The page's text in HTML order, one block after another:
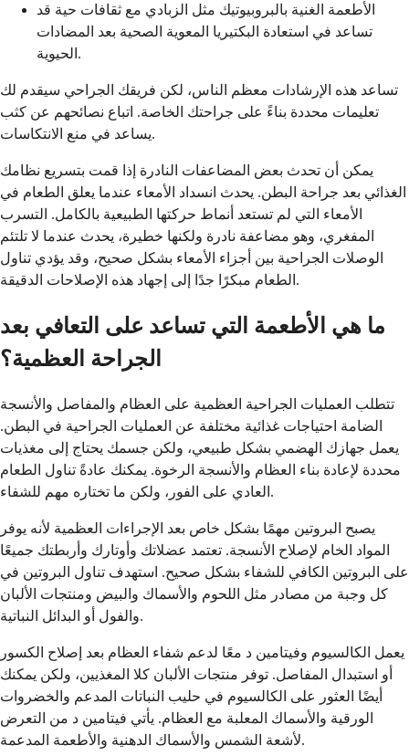
الأطعمة الغنية بالبروبيوتيك مثل الزبادي مع ثقافات حية قد
تساعد في استعادة البكتيريا المعوية الصحية بعد المضادات
الحيوية.
تساعد هذه الإرشادات معظم الناس، لكن فريقك الجراحي سيقدم لك
تعليمات محددة بناءً على جراحتك الخاصة. اتباع نصائحهم عن كثب
يساعد في منع الانتكاسات.
يمكن أن تحدث بعض المضاعفات النادرة إذا قمت بتسريع نظامك
الغذائي بعد جراحة البطن. يحدث انسداد الأمعاء عندما يعلق الطعام في
الأمعاء التي لم تستعد أنماط حركتها الطبيعية بالكامل. التسرب
المفغري، وهو مضاعفة نادرة ولكنها خطيرة، يحدث عندما لا تلتئم
الوصلات الجراحية بين أجزاء الأمعاء بشكل صحيح، وقد يؤدي تناول
الطعام مبكرًا جدًا إلى إجهاد هذه الإصلاحات الدقيقة.
ما هي الأطعمة التي تساعد على التعافي بعد
الجراحة العظمية؟
تتطلب العمليات الجراحية العظمية على العظام والمفاصل والأنسجة
الضامة احتياجات غذائية مختلفة عن العمليات الجراحية في البطن.
يعمل جهازك الهضمي بشكل طبيعي، ولكن جسمك يحتاج إلى مغذيات
محددة لإعادة بناء العظام والأنسجة الرخوة. يمكنك عادةً تناول الطعام
العادي على الفور، ولكن ما تختاره مهم للشفاء.
يصبح البروتين مهمًا بشكل خاص بعد الإجراءات العظمية لأنه يوفر
المواد الخام لإصلاح الأنسجة. تعتمد عضلاتك وأوتارك وأربطتك جميعًا
على البروتين الكافي للشفاء بشكل صحيح. استهدف تناول البروتين في
كل وجبة من مصادر مثل اللحوم والأسماك والبيض ومنتجات الألبان
والفول أو البدائل النباتية.
يعمل الكالسيوم وفيتامين د معًا لدعم شفاء العظام بعد إصلاح الكسور
أو استبدال المفاصل. توفر منتجات الألبان كلا المغذيين، ولكن يمكنك
أيضًا العثور على الكالسيوم في حليب النباتات المدعم والخضروات
الورقية والأسماك المعلبة مع العظام. يأتي فيتامين د من التعرض
لأشعة الشمس والأسماك الدهنية والأطعمة المدعمة.